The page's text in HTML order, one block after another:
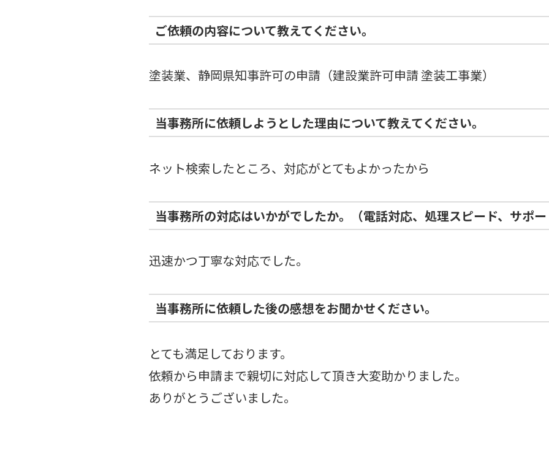
ご依頼の内容について教えてください。
塗装業、静岡県知事許可の申請（建設業許可申請 塗装工事業）
当事務所に依頼しようとした理由について教えてください。
ネット検索したところ、対応がとてもよかったから
当事務所の対応はいかがでしたか。（電話対応、処理スピード、サポ
迅速かつ丁寧な対応でした。
当事務所に依頼した後の感想をお聞かせください。
とても満足しております。
依頼から申請まで親切に対応して頂き大変助かりました。
ありがとうございました。